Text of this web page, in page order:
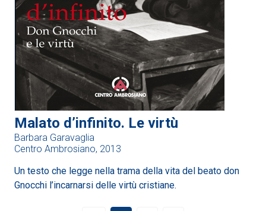
Malato d’infinito. Le virtù
Barbara Garavaglia
Centro Ambrosiano, 2013
Un testo che legge nella trama della vita del beato don
Gnocchi l’incarnarsi delle virtù cristiane.